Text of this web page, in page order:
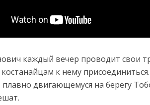
каждый вечер проводит свои
костанайцам к нему
двигающемуся на берегу